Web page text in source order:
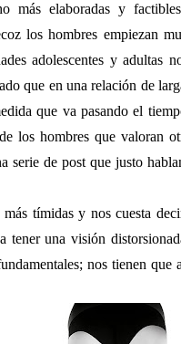
más elaboradas y
los hombres empiezan
adolescentes y adultas
que en una relación de
que va pasando el
los hombres que valoran
serie de post que justo
tímidas y nos cuesta
tener una visión
nos tienen